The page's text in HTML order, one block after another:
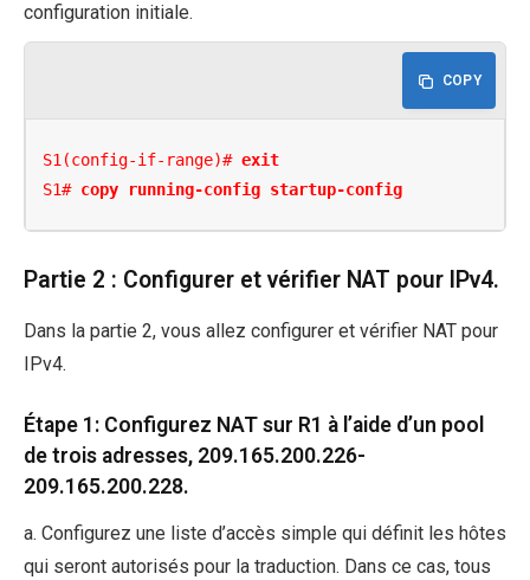
configuration initiale.
COPY
S1(config-if-range)# exit
S1# copy running-config startup-config
Partie 2 : Configurer et vérifier NAT pour IPv4.
Dans la partie 2, vous allez configurer et vérifier NAT pour
IPv4.
Étape 1: Configurez NAT sur R1 à l’aide d’un pool
de trois adresses, 209.165.200.226-
209.165.200.228.
a. Configurez une liste d’accès simple qui définit les hôtes
qui seront autorisés pour la traduction. Dans ce cas, tous